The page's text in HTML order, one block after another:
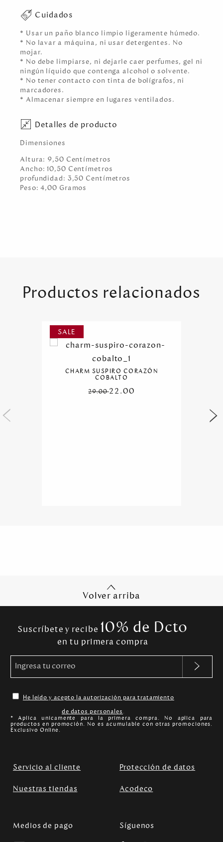
Cuidados
* Usar un paño blanco limpio ligeramente húmedo.
* No lavar a máquina, ni usar detergentes. No
mojar.
* No debe limpiarse, ni dejarle caer perfumes, gel ni
ningún líquido que contenga alcohol o solvente.
* No tener contacto con tinta de bolígrafos, ni
marcadores.
* Almacenar siempre en lugares ventilados.
Detalles de producto
Dimensiones
Altura: 9,50 Centímetros
Ancho: 10,50 Centímetros
profundidad: 3,50 Centímetros
Peso:4,00 Gramos
Productos relacionados
CHARM SUSPIRO CORAZÓN
COBALTO
29.0022.00
Volver arriba
Suscríbete y recibe 10% de Dcto
en tu primera compra
He leído y acepto la autorización para tratamiento
de datos personales.
* Aplica unicamente para la primera compra. No aplica para
productos en promoción. No es acumulable con otras promociones.
Exclusivo Online.
Servicio al cliente Protección de datos
Nuestras tiendas Acodeco
Medios de pago Síguenos